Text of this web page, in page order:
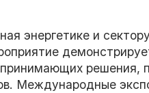
энергетике и
решения,
Международные